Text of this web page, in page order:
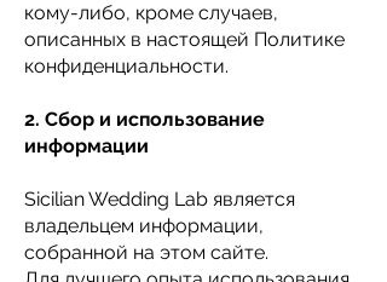
кому-либо, кроме случаев,
описанных в настоящей Политике
конфиденциальности.
2. Сбор и использование
информации
Sicilian Wedding Lab является
владельцем информации,
собранной на этом сайте.